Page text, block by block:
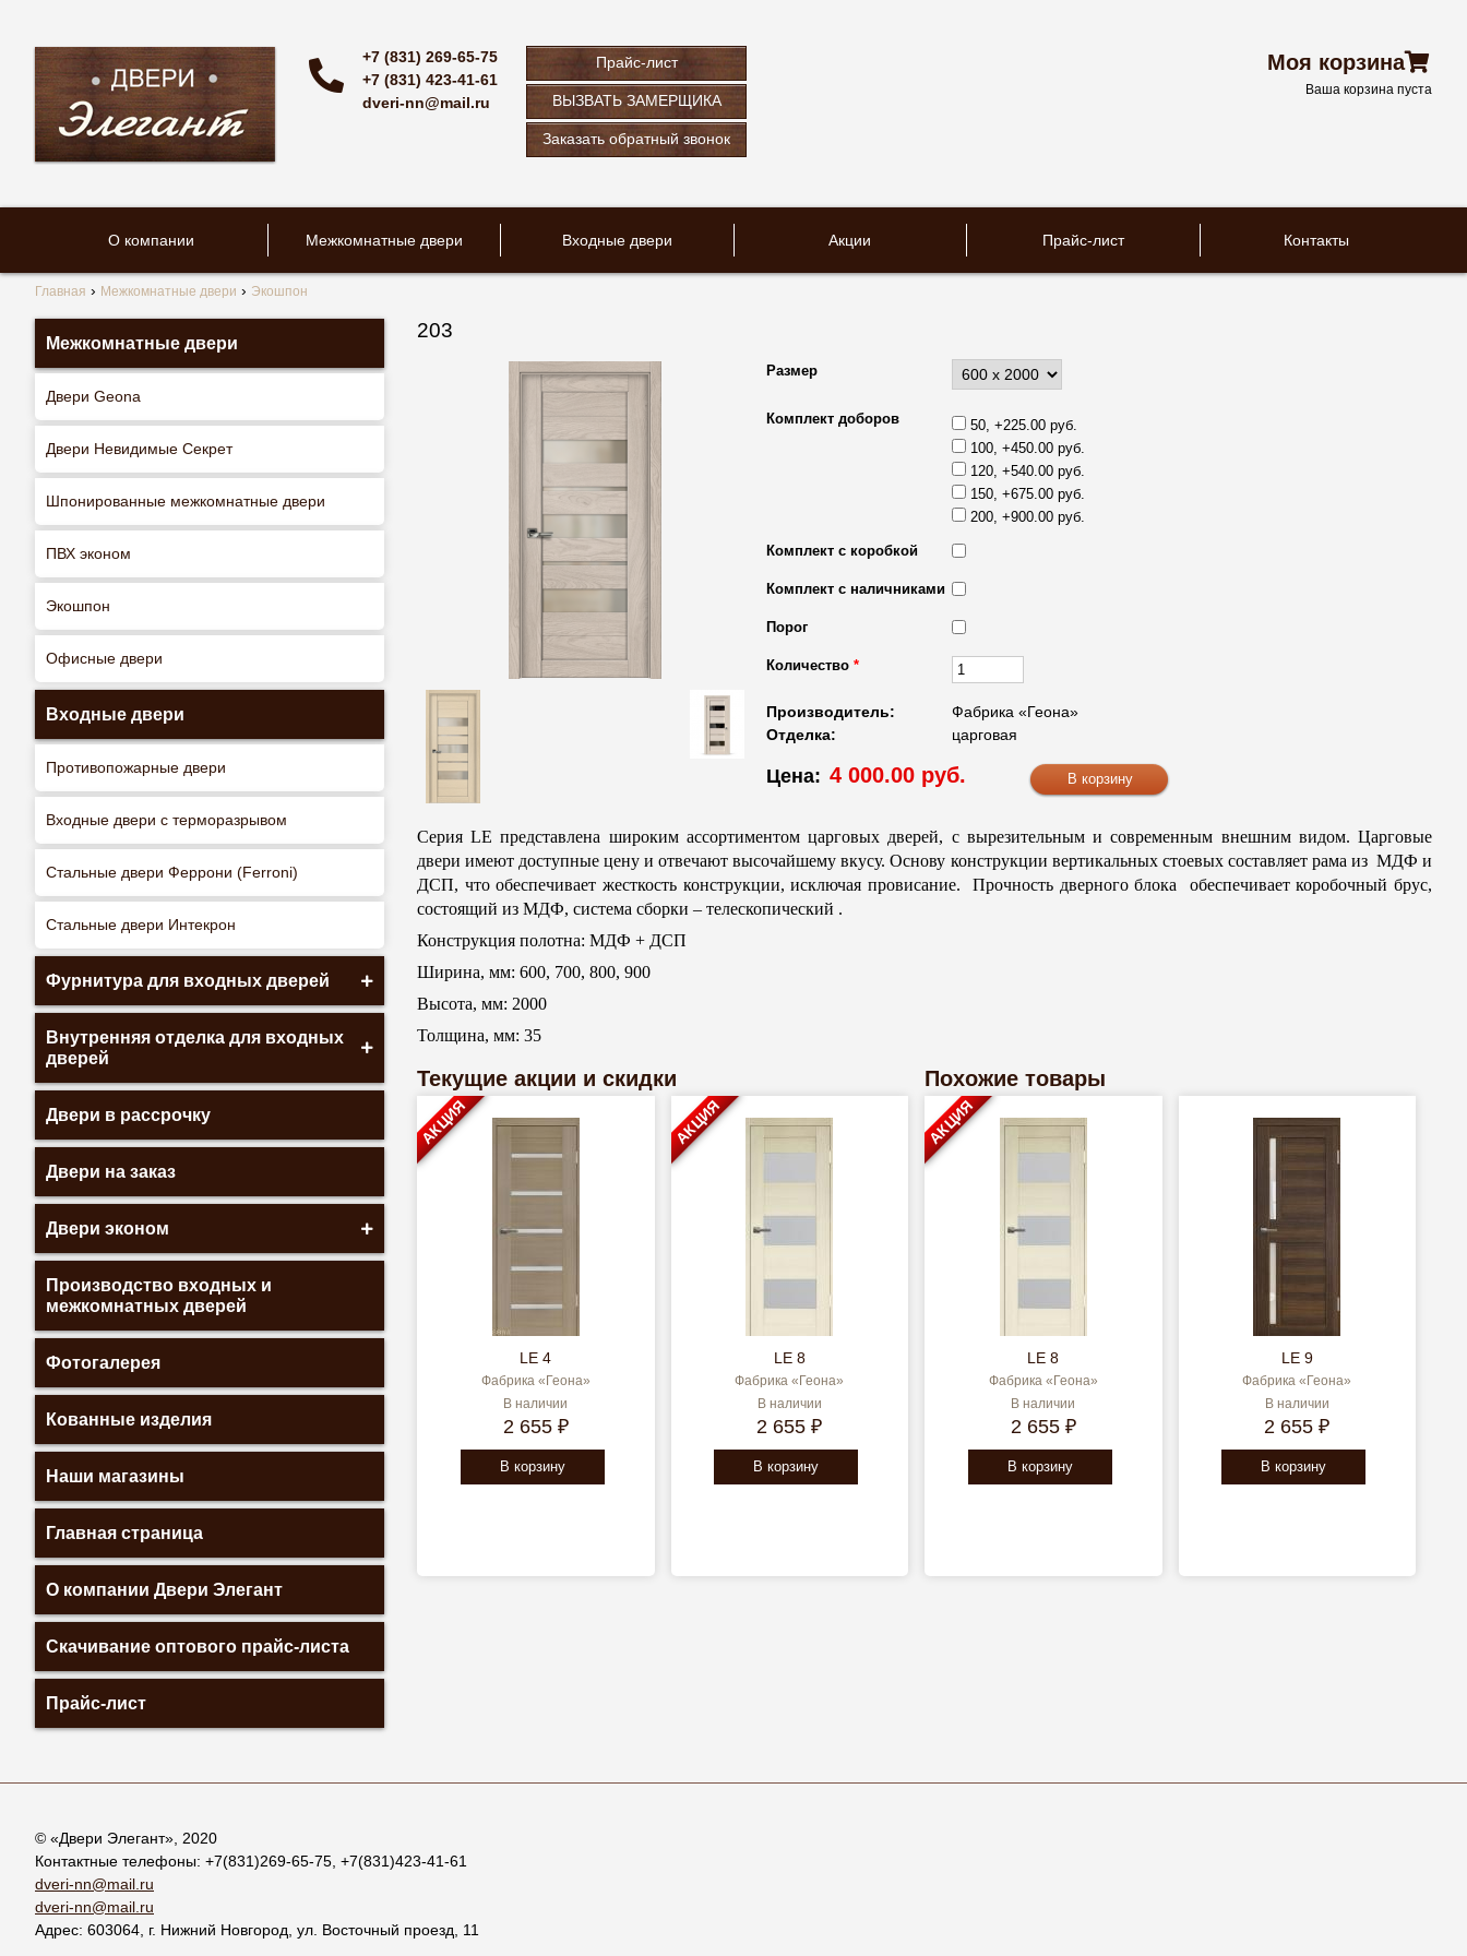
+7 (831) 269-65-75
+7 (831) 423-41-61
dveri-nn@mail.ru
Прайс-лист
ВЫЗВАТЬ ЗАМЕРЩИКА
Заказать обратный звонок
Моя корзина
Ваша корзина пуста
О компании Межкомнатные двери Входные двери Акции Прайс-лист Контакты
Главная Межкомнатные двери Экошпон
Межкомнатные двери
Двери Geona
Двери Невидимые Секрет
Шпонированные межкомнатные двери
ПВХ эконом
Экошпон
Офисные двери
Входные двери
Противопожарные двери
Входные двери с терморазрывом
Стальные двери Феррони (Ferroni)
Стальные двери Интекрон
Фурнитура для входных дверей
Внутренняя отделка для входных
дверей
Двери в рассрочку
Двери на заказ
Двери эконом
Производство входных и
межкомнатных дверей
Фотогалерея
Кованные изделия
Наши магазины
Главная страница
О компании Двери Элегант
Скачивание оптового прайс-листа
Прайс-лист
203
Размер
Комплект доборов
50, +225.00 руб.
100, +450.00 руб.
120, +540.00 руб.
150, +675.00 руб.
200, +900.00 руб.
Комплект с коробкой
Комплект с наличниками
Порог
Количество *
Производитель:
Фабрика «Геона»
Отделка:
царговая
Цена: 4 000.00 руб.
Серия LE представлена широким ассортиментом царговых дверей, с вырезительным и современным внешним видом. Царговые
двери имеют доступные цену и отвечают высочайшему вкусу. Основу конструкции вертикальных стоевых составляет рама из МДФ и
ДСП, что обеспечивает жесткость конструкции, исключая провисание. Прочность дверного блока обеспечивает коробочный брус,
состоящий из МДФ, система сборки – телескопический .
Конструкция полотна: МДФ + ДСП
Ширина, мм: 600, 700, 800, 900
Высота, мм: 2000
Толщина, мм: 35
Текущие акции и скидки
LE 4
Фабрика «Геона»
В наличии
2 655 ₽
В корзину
АКЦИЯ
LE 8
Фабрика «Геона»
В наличии
2 655 ₽
В корзину
АКЦИЯ
Похожие товары
LE 8
Фабрика «Геона»
В наличии
2 655 ₽
В корзину
АКЦИЯ
LE 9
Фабрика «Геона»
В наличии
2 655 ₽
В корзину
© «Двери Элегант», 2020
Контактные телефоны: +7(831)269-65-75 +7(831)423-41-61
dveri-nn@mail.ru
dveri-nn@mail.ru
Адрес: 603064 , г. Нижний Новгород ул. Восточный проезд, 11